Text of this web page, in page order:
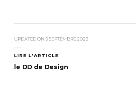
UPDATED ON 5 SEPTEMBRE 2023
LIRE L'ARTICLE
le DD de Design